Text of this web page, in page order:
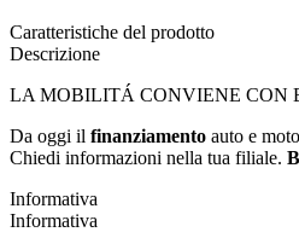
Caratteristiche del prodotto
Descrizione
LA MOBILITÁ CONVIENE CON
Da oggi il finanziamento auto e moto
Chiedi informazioni nella tua filiale.
Informativa
Informativa